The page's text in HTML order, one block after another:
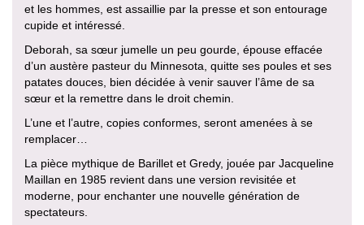
et les hommes, est assaillie par la presse et son entourage
cupide et intéressé.
Deborah, sa sœur jumelle un peu gourde, épouse effacée
d’un austère pasteur du Minnesota, quitte ses poules et ses
patates douces, bien décidée à venir sauver l’âme de sa
sœur et la remettre dans le droit chemin.
L’une et l’autre, copies conformes, seront amenées à se
remplacer…
La pièce mythique de Barillet et Gredy, jouée par Jacqueline
Maillan en 1985 revient dans une version revisitée et
moderne, pour enchanter une nouvelle génération de
spectateurs.